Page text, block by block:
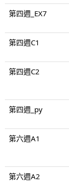
第四週_EX7
第四週C1
第四週C2
第四週_py
第六週A1
第六週A2